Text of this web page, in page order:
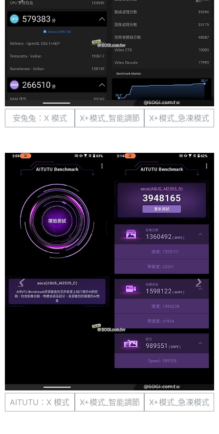
安兔兔：X 模式 X+模式_智能調節 X+模式_急凍模式
AITUTU：X 模式 X+模式_智能調節 X+模式_急凍模式